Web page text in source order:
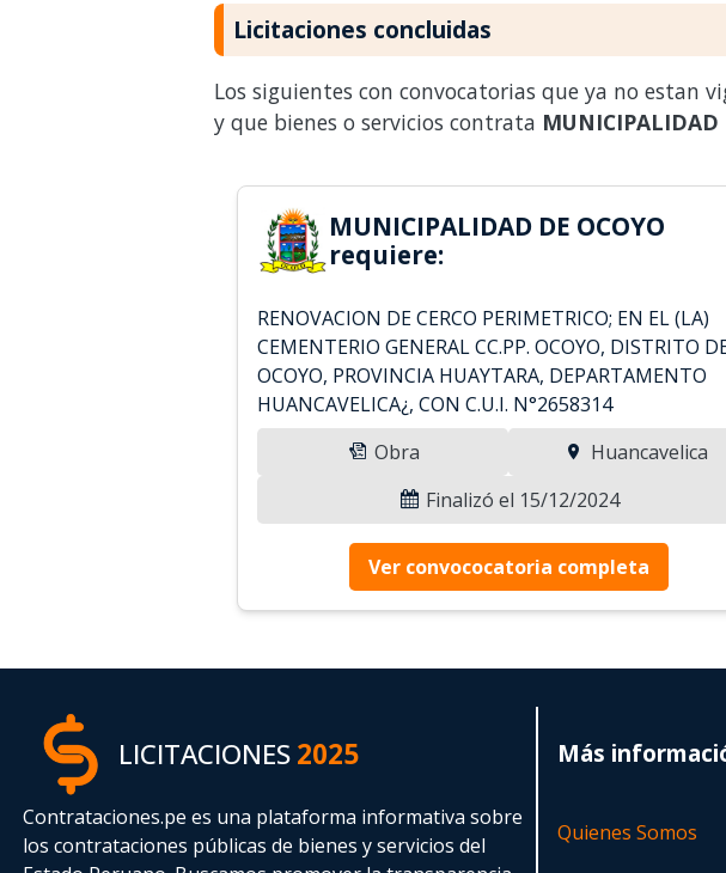
Licitaciones concluidas
Los siguientes con convocatorias que ya no estan
y que bienes o servicios contrata MUNICIPALIDAD
MUNICIPALIDAD DE OCOYO
requiere:
RENOVACION DE CERCO PERIMETRICO; EN EL (LA)
CEMENTERIO GENERAL CC.PP. OCOYO, DISTRITO
OCOYO, PROVINCIA HUAYTARA, DEPARTAMENTO
HUANCAVELICA¿, CON C.U.I. N°2658314
Obra
Huancavelica
Finalizó el 15/12/2024
Ver convococatoria completa
LICITACIONES2025
Contrataciones.pe es una plataforma informativa sobre
los contrataciones públicas de bienes y servicios del
Más
Quienes Somos